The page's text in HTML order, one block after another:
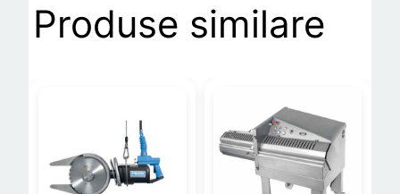
Produse similare